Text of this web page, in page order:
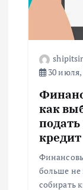
30 июля,
как
кредит
больше не
собирать